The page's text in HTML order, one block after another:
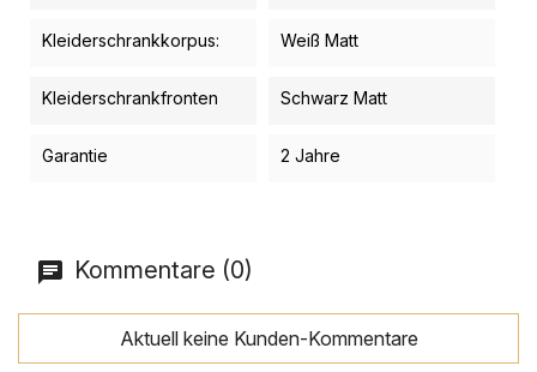
Kleiderschrankkorpus: Weiß Matt
Kleiderschrankfronten Schwarz Matt
Garantie 2 Jahre
Kommentare (0)
Aktuell keine Kunden-Kommentare